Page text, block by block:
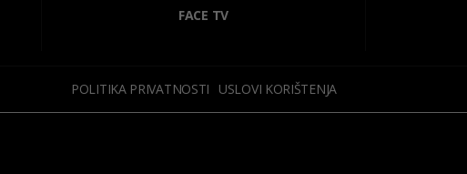
FACE TV
POLITIKA PRIVATNOSTI USLOVI KORIŠTENJA